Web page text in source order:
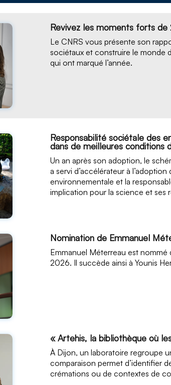
Revivez les moments forts
Le CNRS vous présente son
sociétaux et construire le monde
qui ont marqué l’année.
Responsabilité sociétale des
dans de meilleures conditions
Un an après son adoption, le
a servi d’accélérateur à
environnementale et la
implication pour la science et ses
Nomination de Emmanuel
Emmanuel Méterreau est
2026. Il succède ainsi à Younis
« Artehis, la bibliothèque où
À Dijon, un laboratoire regroupe
comparaison permet d’identifier
crémations ou de contextes de